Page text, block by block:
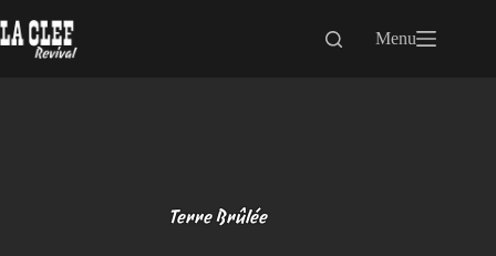
au
contenu
Menu
Terre Brûlée